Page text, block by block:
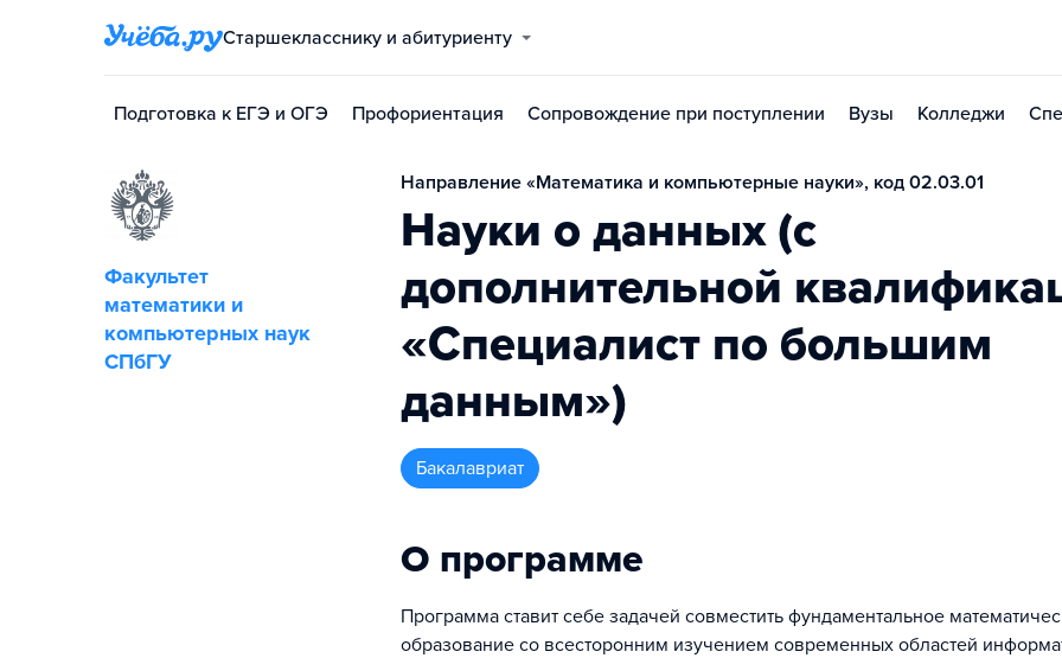
Старшекласснику и абитуриенту
Подготовка к ЕГЭ и ОГЭ Профориентация Сопровождение при поступлении Вузы Колледжи
Факультет
математики и
компьютерных наук
СПбГУ
Направление «Математика и компьютерные науки», код 02.03.01
Науки о данных (с
дополнительной
«Специалист по большим
данным»)
бакалавриат
О программе
Программа ставит себе задачей совместить фундаментальное
образование со всесторонним изучением современных областей